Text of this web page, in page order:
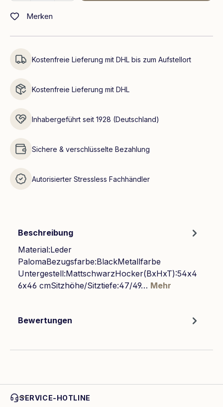
Merken
Kostenfreie Lieferung mit DHL bis zum Aufstellort
Kostenfreie Lieferung mit DHL
Inhabergeführt seit 1928 (Deutschland)
Sichere & verschlüsselte Bezahlung
Autorisierter Stressless Fachhändler
Beschreibung
Material:Leder
PalomaBezugsfarbe:BlackMetallfarbe
Untergestell:MattschwarzHocker(BxHxT):54x4
6x46 cmSitzhöhe/Sitztiefe:47/49… Mehr
Bewertungen
SERVICE-HOTLINE